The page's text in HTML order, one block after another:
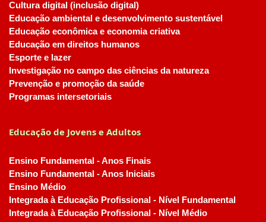
Cultura digital (inclusão digital)
Educação ambiental e desenvolvimento sustentável
Educação econômica e economia criativa
Educação em direitos humanos
Esporte e lazer
Investigação no campo das ciências da natureza
Prevenção e promoção da saúde
Programas intersetoriais
Educação de Jovens e Adultos
Ensino Fundamental - Anos Finais
Ensino Fundamental - Anos Iniciais
Ensino Médio
Integrada à Educação Profissional - Nível Fundamental
Integrada à Educação Profissional - Nível Médio